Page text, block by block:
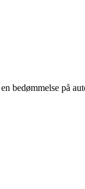
bedømmelse på